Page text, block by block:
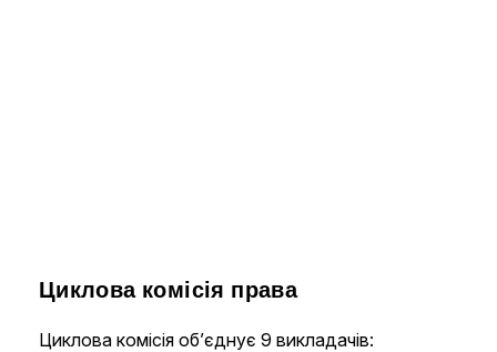
Циклова комісія права
Циклова комісія об’єднує 9 викладачів: